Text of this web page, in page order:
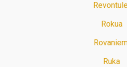
Rokua
Ruka